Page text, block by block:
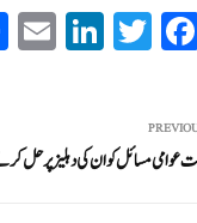
ha
Fa
ce
ok
T
wi
r
Li
nk
In
مسائل کو ان کی دہلیز پر حل